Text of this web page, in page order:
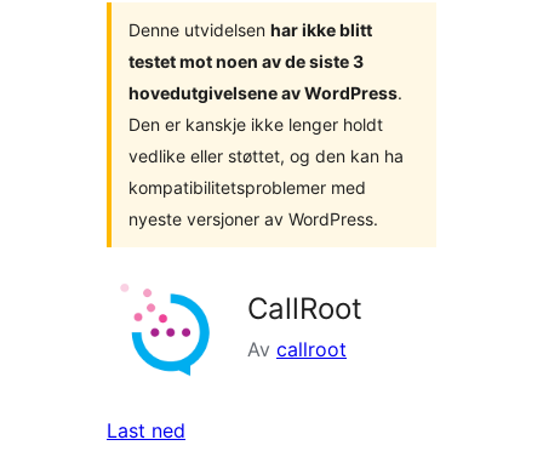
Denne utvidelsen har ikke blitt
testet mot noen av de siste 3
hovedutgivelsene av WordPress.
Den er kanskje ikke lenger holdt
vedlike eller støttet, og den kan ha
kompatibilitetsproblemer med
nyeste versjoner av WordPress.
CallRoot
Av callroot
Last ned